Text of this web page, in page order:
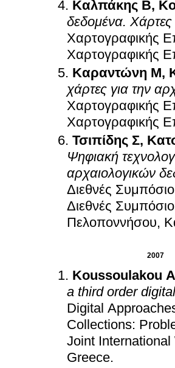
Καλπάκης Β,
δεδομένα. Χάρτες
Χαρτογραφικής
Χαρτογραφικής
Καραντώνη Μ,
χάρτες για την
Χαρτογραφικής
Χαρτογραφικής
Τσιπίδης Σ,
Ψηφιακή
αρχαιολογικών
Διεθνές
Διεθνές
Πελοποννήσου,
2007
Koussoulakou
a third order
Digital
Collections:
Joint
Greece.